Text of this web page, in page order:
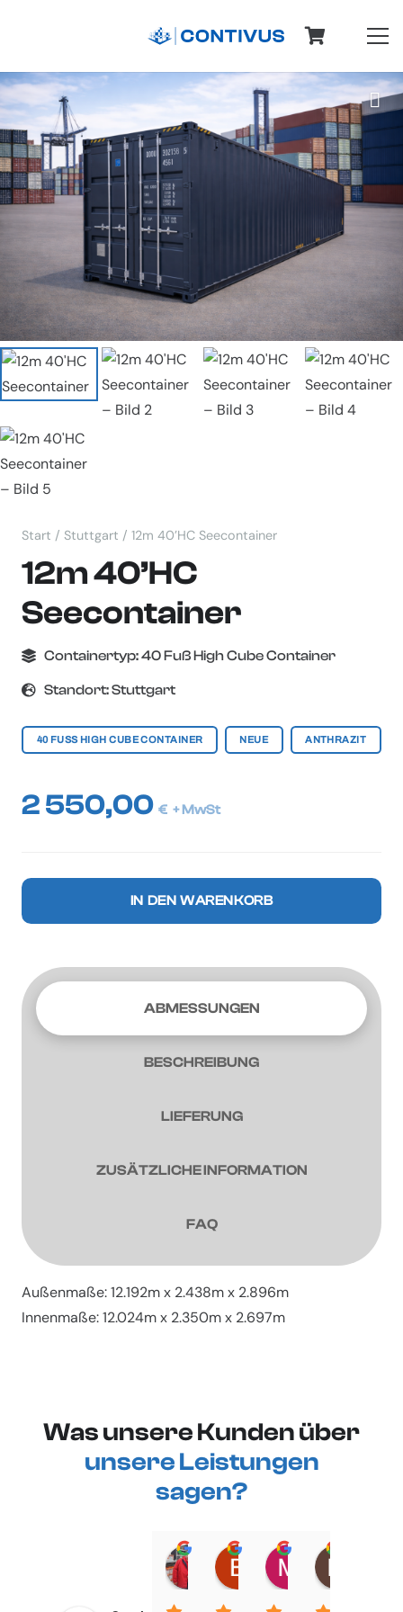
Start / Stuttgart / 12m 40’HC Seecontainer
12m 40’HC
Seecontainer
Containertyp:40 Fuß High Cube Container
Standort:Stuttgart
40 FUSS HIGH CUBE CONTAINER NEUE ANTHRAZIT
2 550,00 € + MwSt
12m
Seecontainer
IN DEN WARENKORB
ABMESSUNGEN
BESCHREIBUNG
LIEFERUNG
ZUSÄTZLICHE INFORMATION
FAQ
Außenmaße: 12.192m x 2.438m x 2.896m
Innenmaße: 12.024m x 2.350m x 2.697m
Was unsere Kunden über
unsere Leistungen
sagen?
Rainer Höpfer
11:04 23 May 25
Bennet
15:08 02 Apr 25
Maximilian
10:41 21 Mar 25